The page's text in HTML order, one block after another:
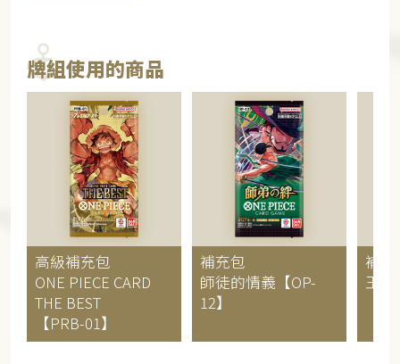
牌組使用的商品
高級補充包
ONE PIECE CARD
THE BEST
【PRB-01】
補充包
師徒的情義【OP-
12】
補充
王